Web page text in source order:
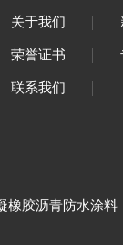
关于我们
荣誉证书
联系我们
胶沥青防水涂